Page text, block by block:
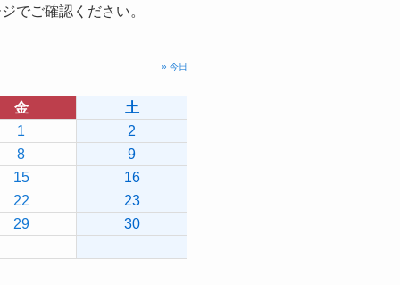
ジでご確認ください。
» 今日
金
土
1
2
8
9
15
16
22
23
29
30